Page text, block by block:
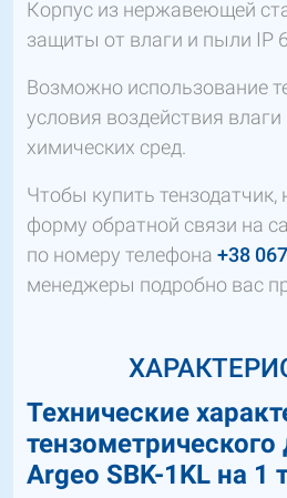
Корпус из нержавеющей
защиты от влаги и пыли IP
Возможно использование
условия воздействия
химических сред.
Чтобы купить
форму обратной связи на
по номеру телефона +38
менеджеры подробно вас
Технические
тензометрического
Argeo SBK-1KL на 1